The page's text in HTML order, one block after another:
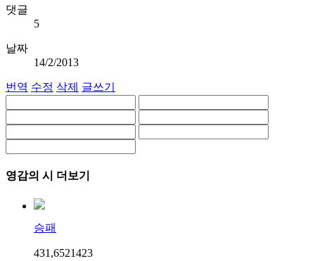
댓글
5
날짜
14/2/2013
번역 수정 삭제 글쓰기
영감의 시 더보기
승패
431,6521423